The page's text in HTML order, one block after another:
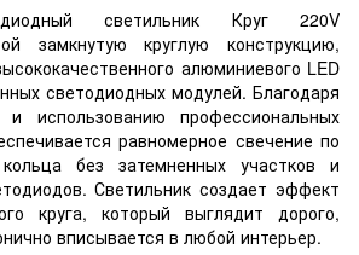
светильник Круг 220V
замкнутую круглую конструкцию,
алюминиевого LED
светодиодных модулей. Благодаря
и использованию профессиональных
равномерное свечение по
без затемненных участков и
Светильник создает эффект
круга, который выглядит дорого,
вписывается в любой интерьер.